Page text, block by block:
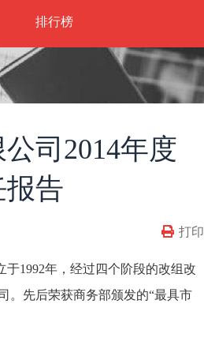
排行榜
司2014年度
告
打印
1992年，经过四个阶段的改组改
。先后荣获商务部颁发的“最具市